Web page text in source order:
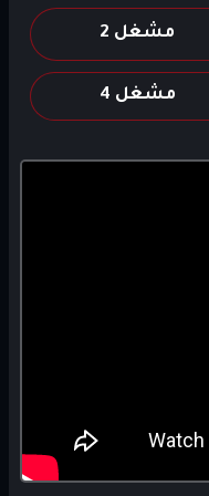
مشغل 2
مشغل 4